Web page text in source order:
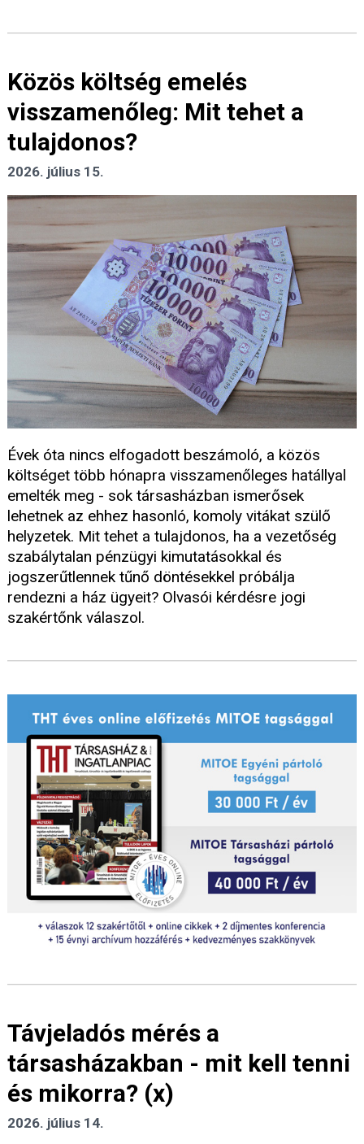
Közös költség emelés
visszamenőleg: Mit tehet a
tulajdonos?
2026. július 15.
Évek óta nincs elfogadott beszámoló, a közös
költséget több hónapra visszamenőleges hatállyal
emelték meg - sok társasházban ismerősek
lehetnek az ehhez hasonló, komoly vitákat szülő
helyzetek. Mit tehet a tulajdonos, ha a vezetőség
szabálytalan pénzügyi kimutatásokkal és
jogszerűtlennek tűnő döntésekkel próbálja
rendezni a ház ügyeit? Olvasói kérdésre jogi
szakértőnk válaszol.
Távjeladós mérés a
társasházakban - mit kell tenni
és mikorra? (x)
2026. július 14.